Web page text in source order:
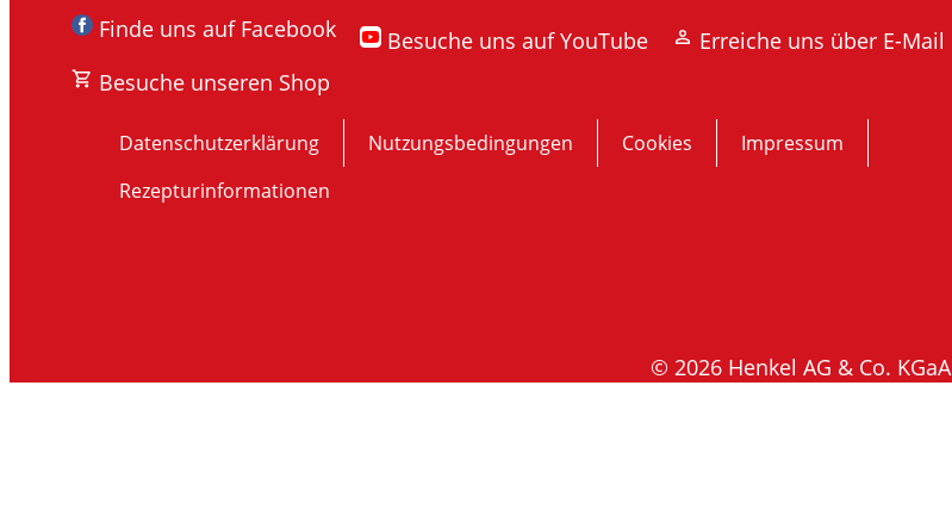
Finde uns auf Facebook Besuche uns auf YouTube
Erreiche uns über E-Mail
Besuche unseren Shop
Datenschutzerklärung Nutzungsbedingungen Cookies
Impressum
Rezepturinformationen
© 2026 Henkel AG & Co. KGaA